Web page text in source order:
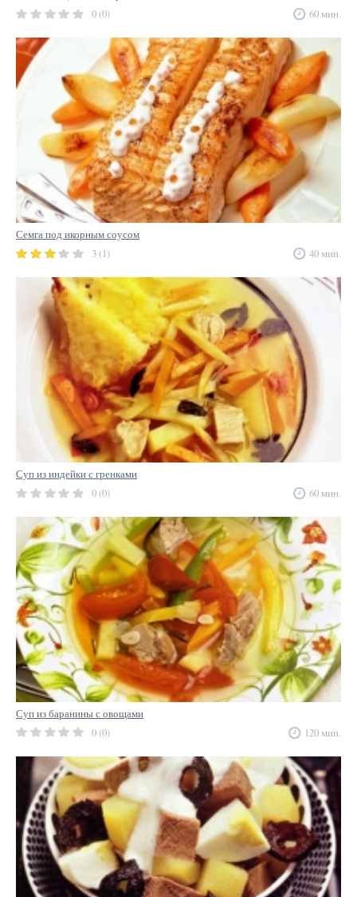
0 (0)
60 мин.
Семга под икорным соусом
3 (1)
40 мин.
Суп из индейки с гренками
0 (0)
60 мин.
Суп из баранины с овощами
0 (0)
120 мин.